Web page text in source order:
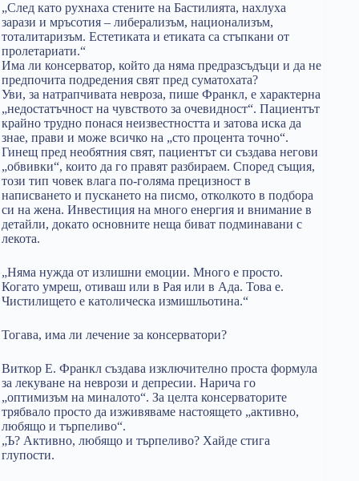
„След като рухнаха стените на Бастилията, нахлуха
зарази и мръсотия – либерализъм, национализъм,
тоталитаризъм. Естетиката и етиката са стъпкани от
пролетариати.“
Има ли консерватор, който да няма предразсъдъци и да не
предпочита подредения свят пред суматохата?
Уви, за натрапчивата невроза, пише Франкл, е характерна
„недостатъчност на чувството за очевидност“. Пациентът
крайно трудно понася неизвестността и затова иска да
знае, прави и може всичко на „сто процента точно“.
Гинещ пред необятния свят, пациентът си създава негови
„обвивки“, които да го правят разбираем. Според същия,
този тип човек влага по-голяма прецизност в
написването и пускането на писмо, отколкото в подбора
си на жена. Инвестиция на много енергия и внимание в
детайли, докато основните неща биват подминавани с
лекота.
„Няма нужда от излишни емоции. Много е просто.
Когато умреш, отиваш или в Рая или в Ада. Това е.
Чистилището е католическа измишльотина.“
Тогава, има ли лечение за консерватори?
Виткор Е. Франкл създава изключително проста формула
за лекуване на неврози и депресии. Нарича го
„оптимизъм на миналото“. За целта консерваторите
трябвало просто да изживяваме настоящето „активно,
любящо и търпеливо“.
„Ъ? Активно, любящо и търпеливо? Хайде стига
глупости.